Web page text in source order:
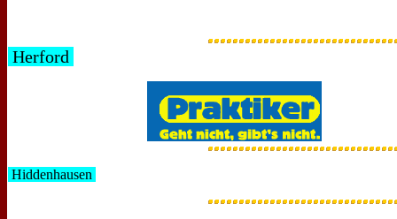
Herford
Hiddenhausen